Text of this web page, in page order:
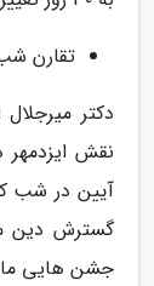
تقارن
دکتر
نقش
آیین در شب
گسترش دین
جشن هایی